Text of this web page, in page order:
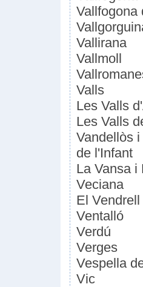
Vallfogona
Vallirana
Vallmoll
Valls
Les Valls
Les Valls
Vandellòs
de l'Infant
La Vansa i
Veciana
El Vendrell
Ventalló
Verdú
Verges
Vespella
Vic